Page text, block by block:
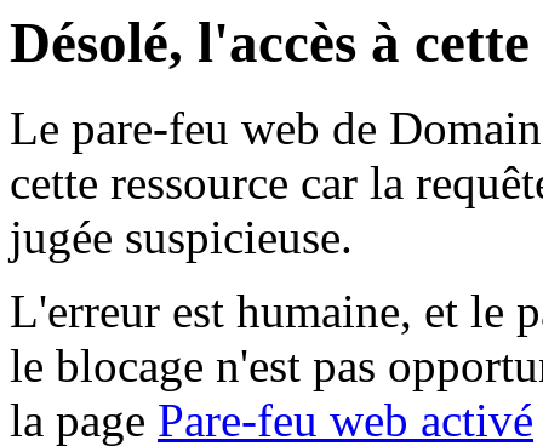
Désolé, l'accès à
Le pare-feu web de
cette ressource car la
jugée suspicieuse.
L'erreur est humaine, et le
le blocage n'est pas
la page Pare-feu web activé